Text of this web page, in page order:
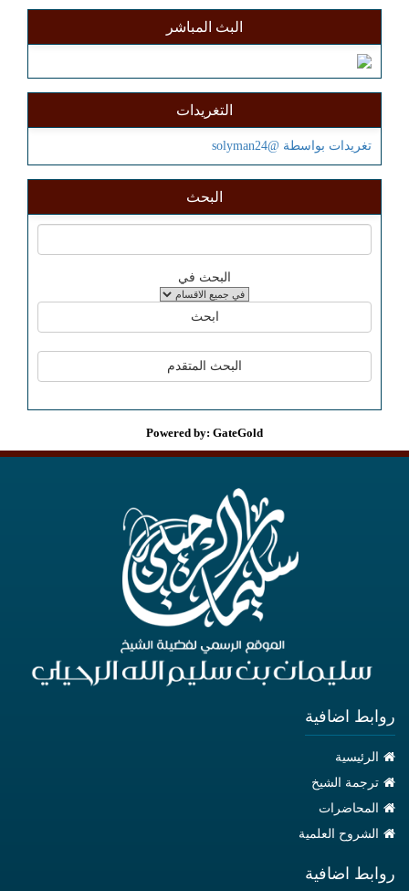
البث المباشر
التغريدات
تغريدات بواسطة @solyman24
البحث
البحث في
Powered by: GateGold
روابط اضافية
الرئيسية
ترجمة الشيخ
المحاضرات
الشروح العلمية
روابط اضافية